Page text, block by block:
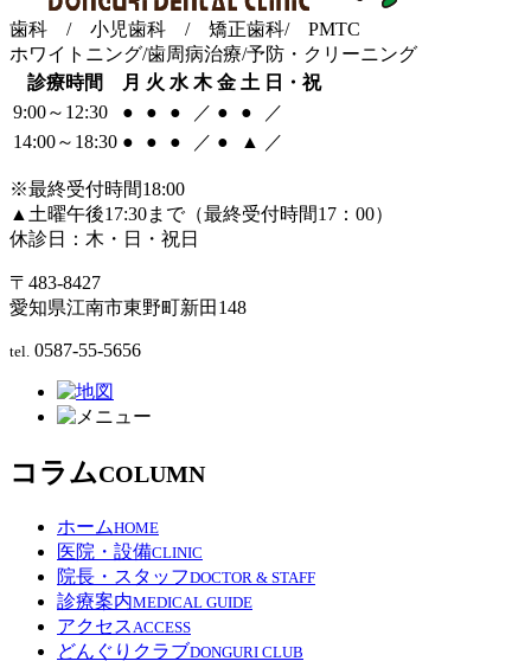
歯科 / 小児歯科 / 矯正歯科/ PMTC
ホワイトニング/歯周病治療/予防・クリーニング
診療時間
月 火 水 木 金 土 日・祝
9:00～12:30
● ● ● ／ ● ●
／
14:00～18:30 ● ● ● ／ ● ▲ ／
※最終受付時間18:00
▲土曜午後17:30まで（最終受付時間17：00）
休診日：木・日・祝日
〒483-8427
愛知県江南市東野町新田148
tel. 0587-55-5656
コラムCOLUMN
ホームHOME
医院・設備CLINIC
院長・スタッフDOCTOR & STAFF
診療案内MEDICAL GUIDE
アクセス ACCESS
どんぐりクラブDONGURI CLUB